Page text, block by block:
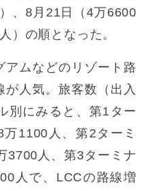
、8月21日（4万6600
）の順となった。
アムなどのリゾート路
人気。旅客数（出入
別にみると、第1ター
1100人、第2ターミ
3700人、第3ターミナ
人で、LCCの路線増